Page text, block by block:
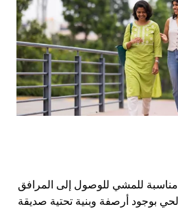
مناسبة للمشي للوصول إلى المرافق
بوجود أرصفة وبنية تحتية صديقة